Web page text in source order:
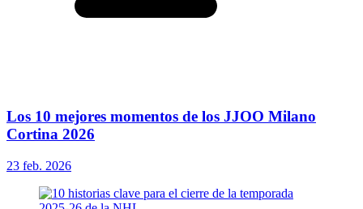
Los 10 mejores momentos de los JJOO Milano
Cortina 2026
23 feb. 2026